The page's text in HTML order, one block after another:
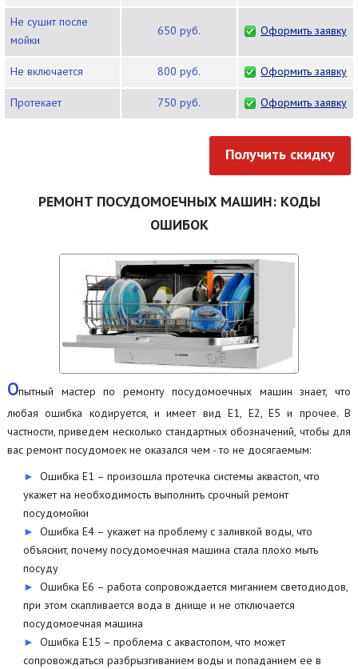
Не сушит после
мойки
650 руб. Оформить заявку
Не включается 800 руб. Оформить заявку
Протекает 750 руб. Оформить заявку
Получить скидку
РЕМОНТ ПОСУДОМОЕЧНЫХ МАШИН: КОДЫ
ОШИБОК
Опытный мастер по ремонту посудомоечных машин знает, что
любая ошибка кодируется, и имеет вид Е1, Е2, Е5 и прочее. В
частности, приведем несколько стандартных обозначений, чтобы для
вас ремонт посудомоек не оказался чем - то не досягаемым:
Ошибка Е1 – произошла протечка системы аквастоп, что
укажет на необходимость выполнить срочный ремонт
посудомойки
Ошибка Е4 – укажет на проблему с заливкой воды, что
объяснит, почему посудомоечная машина стала плохо мыть
посуду
Ошибка Е6 – работа сопровождается миганием светодиодов,
при этом скапливается вода в днище и не отключается
посудомоечная машина
Ошибка Е15 – проблема с аквастопом, что может
сопровождаться разбрызгиванием воды и попаданием ее в